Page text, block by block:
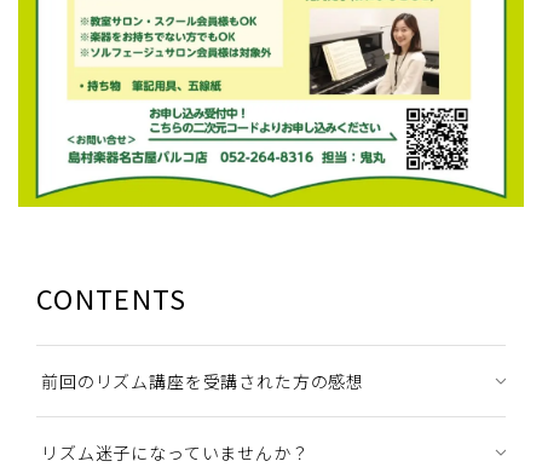
CONTENTS
前回のリズム講座を受講された方の感想
リズム迷子になっていませんか？